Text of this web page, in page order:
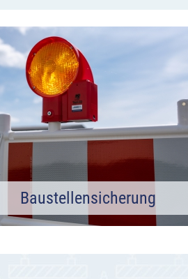
Baustellensicherung